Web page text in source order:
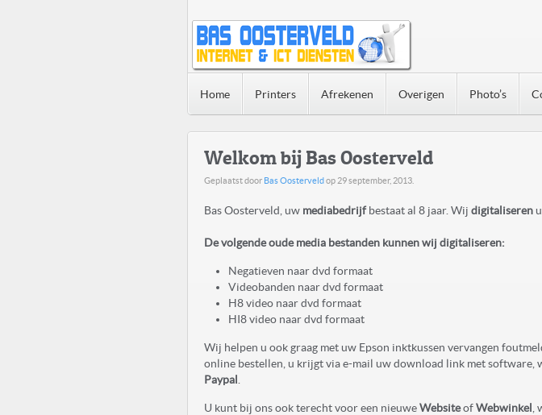
Home Printers Afrekenen Overigen Photo’s
Welkom bij Bas Oosterveld
Geplaatst door Bas Oosterveldop 29 september, 2013
Bas Oosterveld, uw mediabedrijf bestaat al 8 jaar. Wij digitaliseren
De volgende oude media bestanden kunnen wij digitaliseren:
Negatieven naar dvd formaat
Videobanden naar dvd formaat
H8 video naar dvd formaat
HI8 video naar dvd formaat
Wij helpen u ook graag met uw Epson inktkussen vervangen
online bestellen, u krijgt via e-mail uw download link met software,
Paypal
U kunt bij ons ook terecht voor een nieuweWebsiteofWebwinkel